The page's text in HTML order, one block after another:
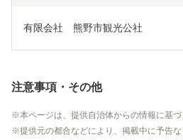
有限会社　熊野市観光公社
注意事項・その他
本ページは、提供自治体からの情報に基づ
提供元の都合などにより、掲載中に予告な